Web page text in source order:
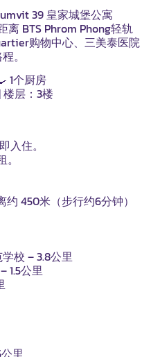
39 皇家城堡公寓
离 BTS Phrom Phong轻轨
购物中心、三美泰医院
。
1个厨房
楼层：3楼
入住。
450米（步行约6分钟）
校 – 3.8公里
1.5公里
里